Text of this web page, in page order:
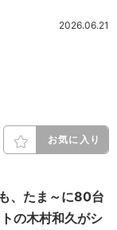
2026.06.21
お気に入り
、たま～に80台
の木村和久がシ